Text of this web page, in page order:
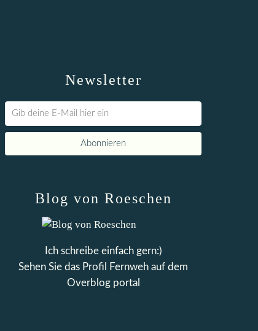
Newsletter
Blog von Roeschen
Ich schreibe einfach gern:)
Sehen Sie das Profil
Fernweh auf dem
Overblog portal